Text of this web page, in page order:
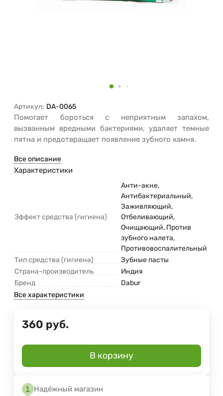
Артикул: DA-0065
Помогает бороться с неприятным запахом,
вызванным вредными бактериями, удаляет темные
пятна и предотвращает появление зубного камня.
Все описание
Характеристики
Эффект средства (гигиена)
Анти-акне,
Антибактериальный,
Заживляющий,
Отбеливающий,
Очищающий, Против
зубного налета,
Противовоспалительный
Тип средства (гигиена)
Зубные пасты
Страна-производитель
Индия
Бренд
Dabur
Все характеристики
360 руб.
В корзину
Надёжный магазин